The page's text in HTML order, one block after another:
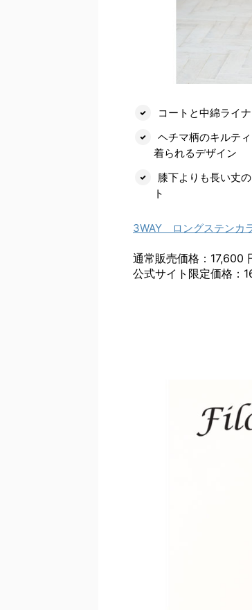
コートと中綿ライ
ヘチマ柄のキルテ
着られるデザイン
膝下よりも長い丈
ト
3WAY ロングステンカ
通常販売価格：17,600
公式サイト限定価格：